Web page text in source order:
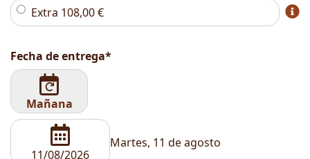
Extra 108,00€
Fecha de entrega*
Mañana
Martes, 11 de agosto